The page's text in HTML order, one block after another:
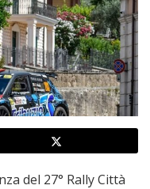
del 27° Rally Città